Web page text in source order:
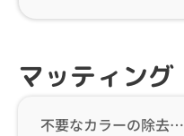
マッティング
不要なカラーの除去…